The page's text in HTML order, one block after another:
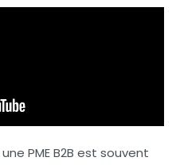
PME B2B est souvent